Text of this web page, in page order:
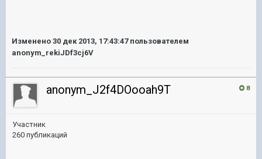
Изменено 30 дек 2013, 17:43:47пользователем
anonym_rekiJDf3cj6V
8
anonym_J2f4DOooah9T
Участник
260 публикаций